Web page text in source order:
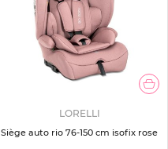
LORELLI
Siège auto rio 76-150 cm isofix rose